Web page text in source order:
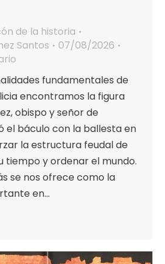
de la historia
Santos
07/08/2026
fundamentales de
encontramos la figura
obispo y señor de
el báculo con la ballesta en
la estructura feudal de
tiempo y ordenar el mundo.
se nos ofrece como la
en…